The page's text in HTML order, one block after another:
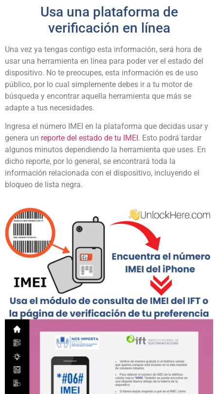
Usa una plataforma de
verificación en línea
Una vez ya tengas contigo esta información, será hora de
usar una herramienta en línea para poder ver el estado del
dispositivo. No te preocupes, esta información es de uso
público, por lo cual simplemente debes ir a tu motor de
búsqueda y encontrar aquella herramienta que más se
adapte a tus necesidades.
Ingresa el número IMEI en la plataforma que decidas usar y
genera un reporte del estado de tu IMEI. Esto podrá tardar
algunos minutos dependiendo la herramienta que uses. En
dicho reporte, por lo general, se encontrará toda la
información relacionada con el dispositivo, incluyendo el
bloqueo de lista negra.